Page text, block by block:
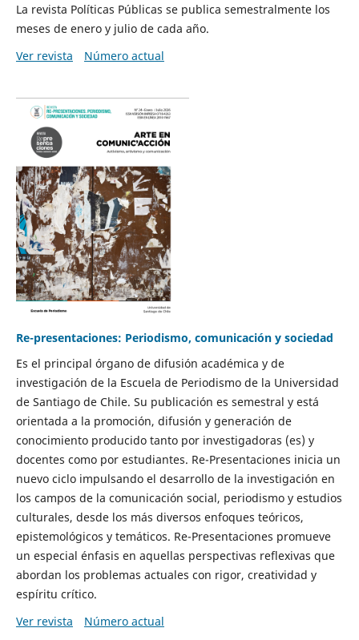
La revista Políticas Públicas se publica semestralmente los
meses de enero y julio de cada año.
Ver revista
Número actual
Re-presentaciones: Periodismo, comunicación y sociedad
Es el principal órgano de difusión académica y de
investigación de la Escuela de Periodismo de la Universidad
de Santiago de Chile. Su publicación es semestral y está
orientada a la promoción, difusión y generación de
conocimiento producido tanto por investigadoras (es) y
docentes como por estudiantes. Re-Presentaciones inicia un
nuevo ciclo impulsando el desarrollo de la investigación en
los campos de la comunicación social, periodismo y estudios
culturales, desde los más diversos enfoques teóricos,
epistemológicos y temáticos. Re-Presentaciones promueve
un especial énfasis en aquellas perspectivas reflexivas que
abordan los problemas actuales con rigor, creatividad y
espíritu crítico.
Ver revista
Número actual